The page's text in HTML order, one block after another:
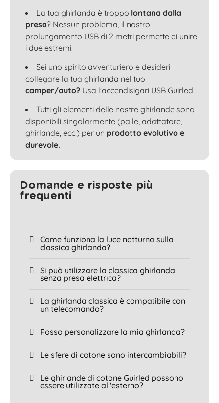
La tua ghirlanda è troppo lontana dalla
presa? Nessun problema, il nostro
prolungamento USB di 2 metri permette di unire
i due estremi.
Sei uno spirito avventuriero e desideri
collegare la tua ghirlanda nel tuo
camper/auto? Usa l'accendisigari USB Guirled.
Tutti gli elementi delle nostre ghirlande sono
disponibili singolarmente (palle, adattatore,
ghirlande, ecc.) per un prodotto evolutivo e
durevole.
Domande e risposte più
frequenti
Come funziona la luce notturna sulla
classica ghirlanda?
Si può utilizzare la classica ghirlanda
senza presa elettrica?
La ghirlanda classica è compatibile con
un telecomando?
Posso personalizzare la mia ghirlanda?
Le sfere di cotone sono intercambiabili?
Le ghirlande di cotone Guirled possono
essere utilizzate all'esterno?